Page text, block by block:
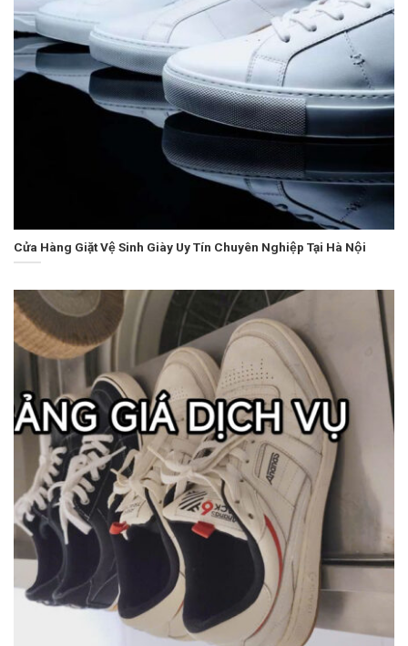
Cửa Hàng Giặt Vệ Sinh Giày Uy Tín Chuyên Nghiệp Tại Hà Nội